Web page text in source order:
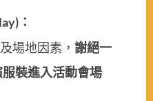
：
場地因素， 謝絕一
裝進入活動會場